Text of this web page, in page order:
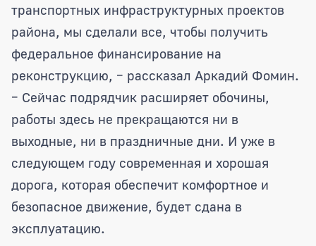
транспортных инфраструктурных проектов
района, мы сделали все, чтобы получить
федеральное финансирование на
реконструкцию, – рассказал Аркадий Фомин.
– Сейчас подрядчик расширяет обочины,
работы здесь не прекращаются ни в
выходные, ни в праздничные дни. И уже в
следующем году современная и хорошая
дорога, которая обеспечит комфортное и
безопасное движение, будет сдана в
эксплуатацию.